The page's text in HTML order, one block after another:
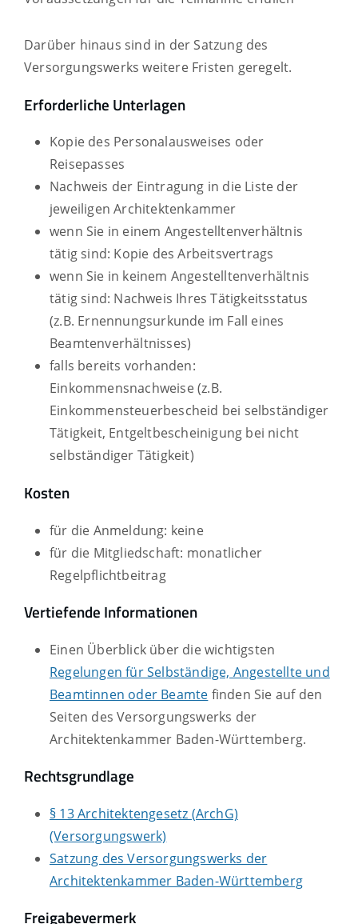
Darüber hinaus sind in der Satzung des
Versorgungswerks weitere Fristen geregelt.
Erforderliche Unterlagen
Kopie des Personalausweises oder
Reisepasses
Nachweis der Eintragung in die Liste der
jeweiligen Architektenkammer
wenn Sie in einem Angestelltenverhältnis
tätig sind: Kopie des Arbeitsvertrags
wenn Sie in keinem Angestelltenverhältnis
tätig sind: Nachweis Ihres Tätigkeitsstatus
(z.B. Ernennungsurkunde im Fall eines
Beamtenverhältnisses)
falls bereits vorhanden:
Einkommensnachweise (z.B.
Einkommensteuerbescheid bei selbständiger
Tätigkeit, Entgeltbescheinigung bei nicht
selbständiger Tätigkeit)
Kosten
für die Anmeldung: keine
für die Mitgliedschaft: monatlicher
Regelpflichtbeitrag
Vertiefende Informationen
Einen Überblick über die wichtigsten
Regelungen für Selbständige, Angestellte und
Beamtinnen oder Beamte finden Sie auf den
Seiten des Versorgungswerks der
Architektenkammer Baden-Württemberg.
Rechtsgrundlage
§ 13 Architektengesetz (ArchG)
(Versorgungswerk)
Satzung des Versorgungswerks der
Architektenkammer Baden-Württemberg
Freigabevermerk